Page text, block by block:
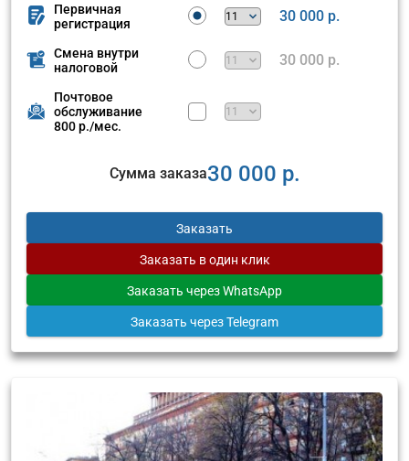
Первичная
регистрация
30 000 р.
Смена внутри
налоговой
30 000 р.
Почтовое
обслуживание
800 р./мес.
Сумма заказа30 000 р.
Заказать
Заказать в один клик
Заказать через WhatsApp
Заказать через Telegram